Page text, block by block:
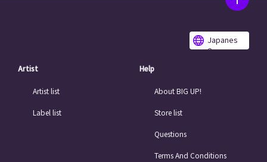
Japanes
e
Artist
Artist list
Label list
Help
About BIG UP!
Store list
Questions
Terms And Conditions